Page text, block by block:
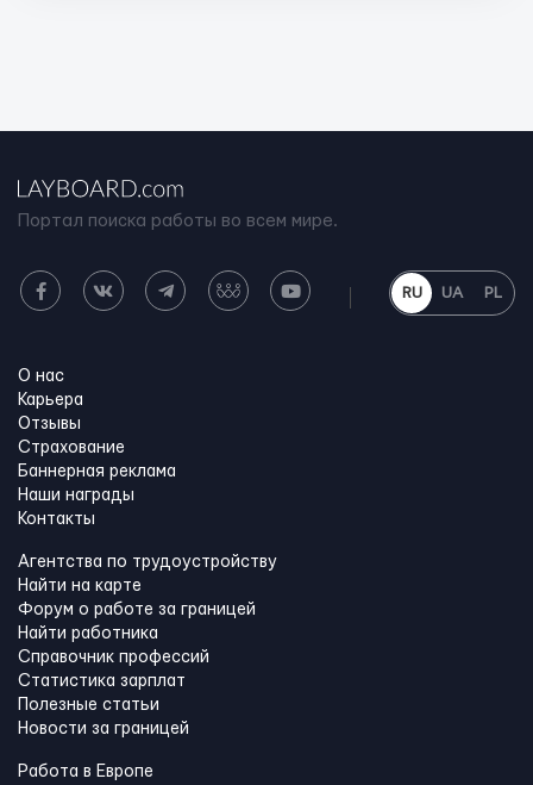
Портал поиска работы во всем мире.
RU UA PL
О нас
Карьера
Отзывы
Страхование
Баннерная реклама
Наши награды
Контакты
Агентства по трудоустройству
Найти на карте
Форум о работе за границей
Найти работника
Справочник профессий
Статистика зарплат
Полезные статьи
Новости за границей
Работа в Европе